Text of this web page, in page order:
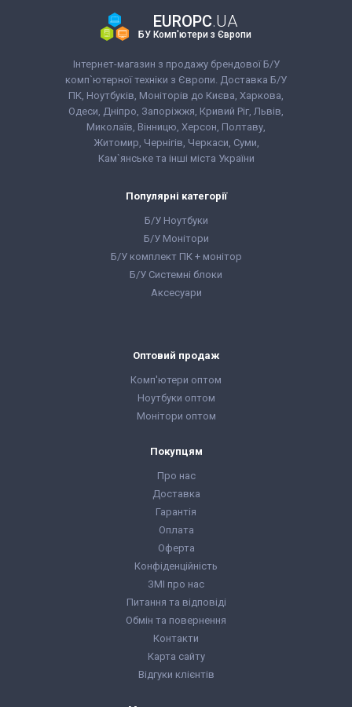
EUROPC.UA
БУ Комп'ютери з Європи
Інтернет-магазин з продажу брендової Б/У
комп`ютерної техніки з Європи. Доставка Б/У
ПК, Ноутбуків, Моніторів до Києва, Харкова,
Одеси, Дніпро, Запоріжжя, Кривий Ріг, Львів,
Миколаїв, Вінницю, Херсон, Полтаву,
Житомир, Чернігів, Черкаси, Суми,
Кам`янське та інші міста України
Популярні категорії
Б/У Ноутбуки
Б/У Монітори
Б/У комплект ПК + монітор
Б/У Системні блоки
Аксесуари
Оптовий продаж
Комп'ютери оптом
Ноутбуки оптом
Монітори оптом
Покупцям
Про нас
Доставка
Гарантія
Оплата
Оферта
Конфіденційність
ЗМІ про нас
Питання та відповіді
Обмін та повернення
Контакти
Карта сайту
Відгуки клієнтів